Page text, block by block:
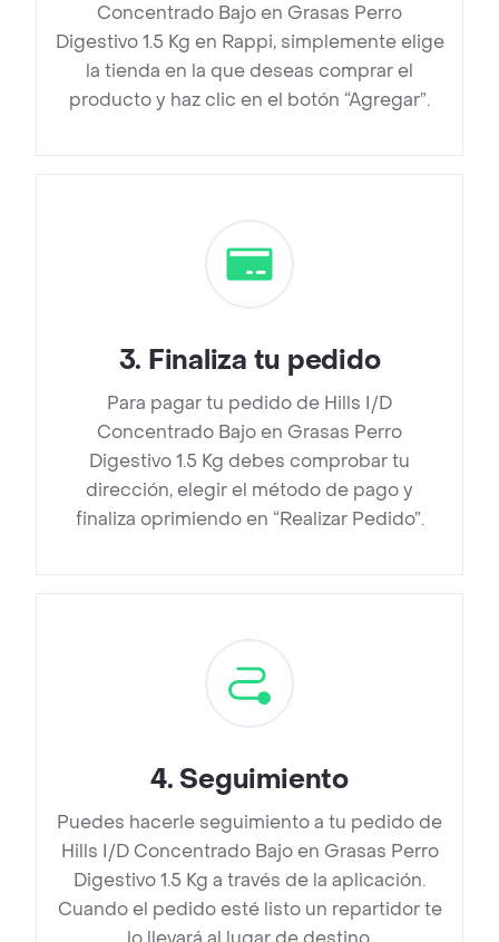
Concentrado Bajo en Grasas Perro
Digestivo 1.5 Kg en Rappi, simplemente elige
la tienda en la que deseas comprar el
producto y haz clic en el botón “Agregar”.
3. Finaliza tu pedido
Para pagar tu pedido de Hills I/D
Concentrado Bajo en Grasas Perro
Digestivo 1.5 Kg debes comprobar tu
dirección, elegir el método de pago y
finaliza oprimiendo en “Realizar Pedido”.
4. Seguimiento
Puedes hacerle seguimiento a tu pedido de
Hills I/D Concentrado Bajo en Grasas Perro
Digestivo 1.5 Kg a través de la aplicación.
Cuando el pedido esté listo un repartidor te